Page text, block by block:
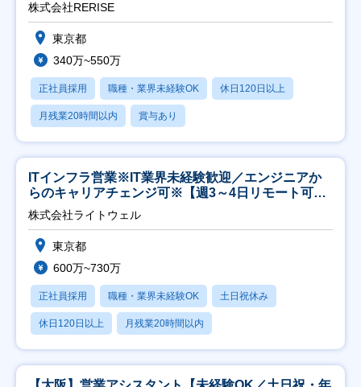
株式会社RERISE
東京都
340万~550万
正社員採用 職種・業界未経験OK 休日120日以上
月残業20時間以内 賞与あり
ITインフラ営業※IT業界未経験歓迎／エンジニアか
らのキャリアチェンジ可※【週3～4日リモート可
能】
株式会社ライトウェル
東京都
600万~730万
正社員採用 職種・業界未経験OK 土日祝休み
休日120日以上 月残業20時間以内